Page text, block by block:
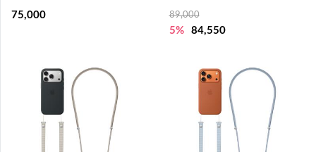
75,000 89,000
5% 84,550